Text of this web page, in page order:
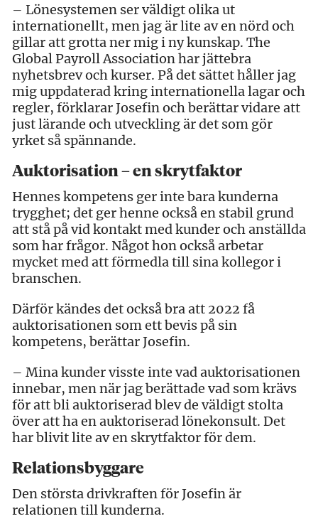
– Lönesystemen ser väldigt olika ut
internationellt, men jag är lite av en nörd och
gillar att grotta ner mig i ny kunskap. The
Global Payroll Association har jättebra
nyhetsbrev och kurser. På det sättet håller jag
mig uppdaterad kring internationella lagar och
regler, förklarar Josefin och berättar vidare att
just lärande och utveckling är det som gör
yrket så spännande.
Auktorisation – en skrytfaktor
Hennes kompetens ger inte bara kunderna
trygghet; det ger henne också en stabil grund
att stå på vid kontakt med kunder och anställda
som har frågor. Något hon också arbetar
mycket med att förmedla till sina kollegor i
branschen.
Därför kändes det också bra att 2022 få
auktorisationen som ett bevis på sin
kompetens, berättar Josefin.
– Mina kunder visste inte vad auktorisationen
innebar, men när jag berättade vad som krävs
för att bli auktoriserad blev de väldigt stolta
över att ha en auktoriserad lönekonsult. Det
har blivit lite av en skrytfaktor för dem.
Relationsbyggare
Den största drivkraften för Josefin är
relationen till kunderna.